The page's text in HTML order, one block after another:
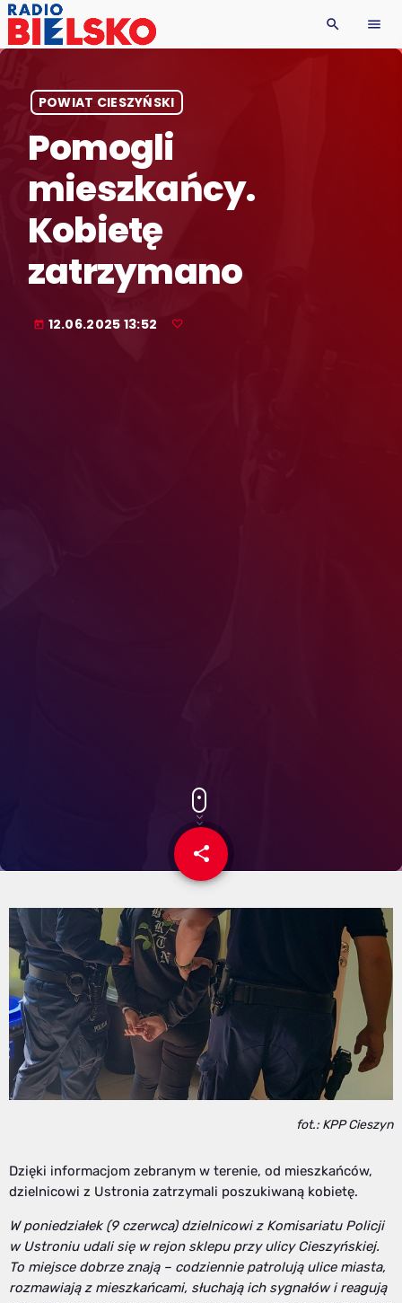
search menu
POWIAT CIESZYŃSKI
Pomogli
mieszkańcy.
Kobietę
zatrzymano
today 12.06.2025 13:52
share
email
fot.: KPP Cieszyn
Dzięki informacjom zebranym w terenie, od mieszkańców,
dzielnicowi z Ustronia zatrzymali poszukiwaną kobietę.
W poniedziałek (9 czerwca) dzielnicowi z Komisariatu Policji
w Ustroniu udali się w rejon sklepu przy ulicy Cieszyńskiej.
To miejsce dobrze znają – codziennie patrolują ulice miasta,
rozmawiają z mieszkańcami, słuchają ich sygnałów i reagują